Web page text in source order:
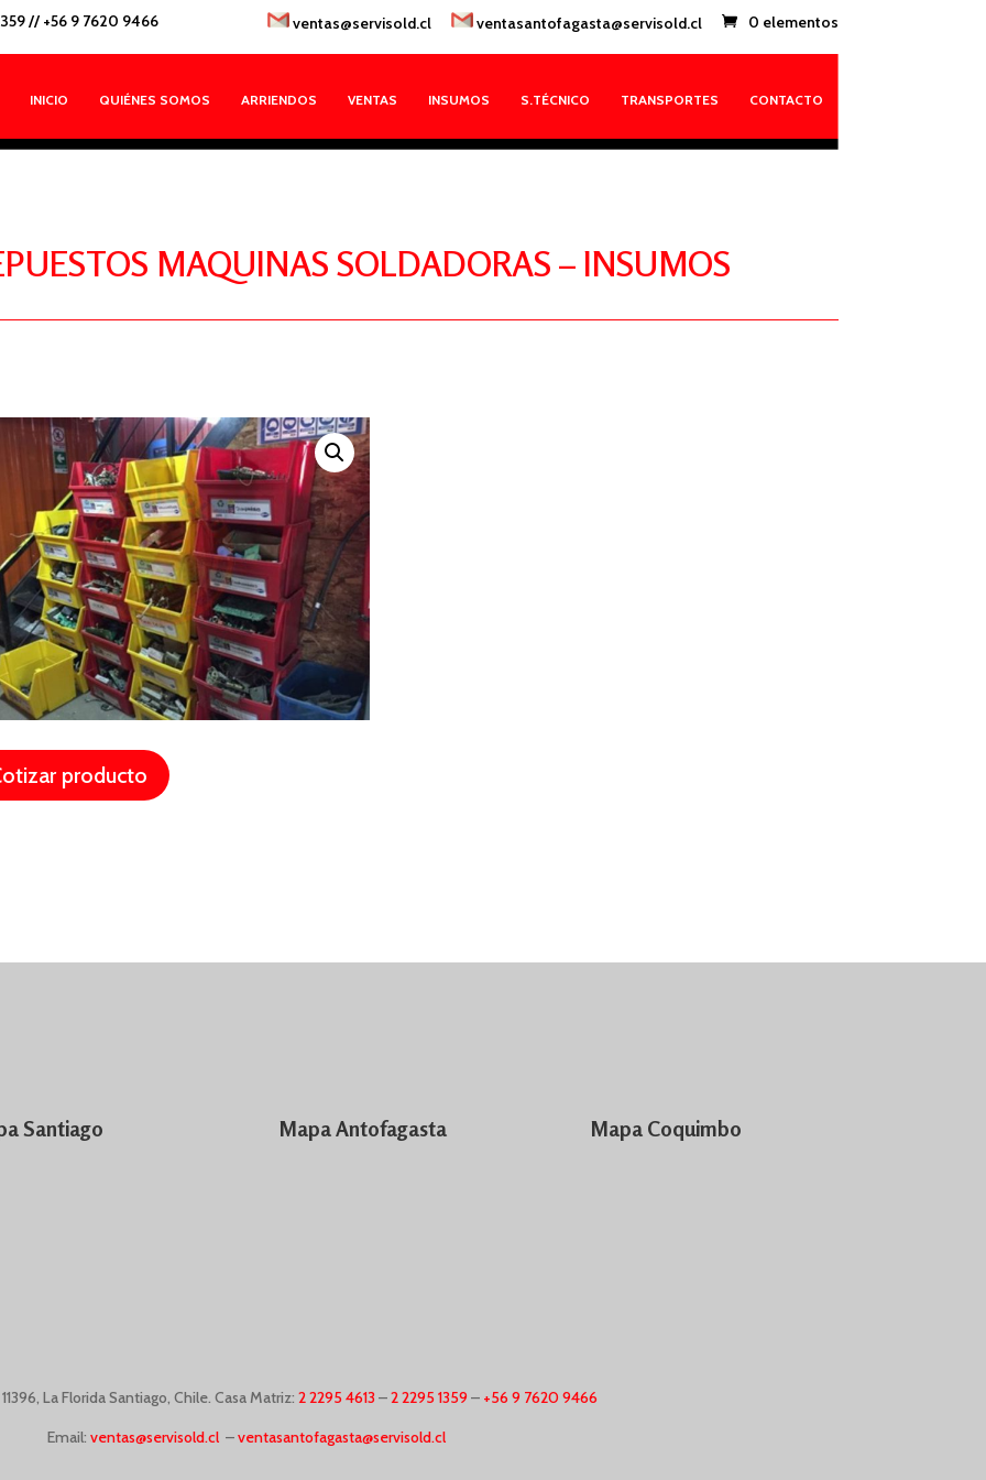
// +56 9 7620 9466 ventas@servisold.cl ventasantofagasta@servisold.cl 0 elementos
INICIO QUIÉNES SOMOS ARRIENDOS VENTAS INSUMOS S.TÉCNICO TRANSPORTES CONTACTO
MAQUINAS SOLDADORAS – INSUMOS
producto
Santiago Mapa Antofagasta Mapa Coquimbo
11396, La Florida Santiago, Chile. Casa Matriz: 2 2295 4613–2 2295 1359 – +56 9 7620 9466
Email: ventas@servisold.cl –ventasantofagasta@servisold.cl